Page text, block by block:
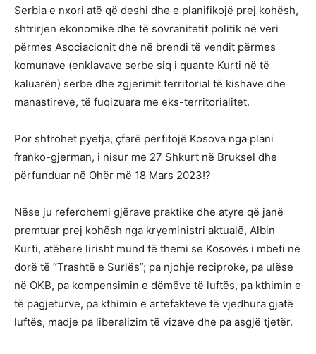
Serbia e nxori atë që deshi dhe e planifikojë prej kohësh,
shtrirjen ekonomike dhe të sovranitetit politik në veri
përmes Asociacionit dhe në brendi të vendit përmes
komunave (enklavave serbe siq i quante Kurti në të
kaluarën) serbe dhe zgjerimit territorial të kishave dhe
manastireve, të fuqizuara me eks-territorialitet.
Por shtrohet pyetja, çfarë përfitojë Kosova nga plani
franko-gjerman, i nisur me 27 Shkurt në Bruksel dhe
përfunduar në Ohër më 18 Mars 2023!?
Nëse ju referohemi gjërave praktike dhe atyre që janë
premtuar prej kohësh nga kryeministri aktualë, Albin
Kurti, atëherë lirisht mund të themi se Kosovës i mbeti në
dorë të “Trashtë e Surlës”; pa njohje reciproke, pa ulëse
në OKB, pa kompensimin e dëmëve të luftës, pa kthimin e
të pagjeturve, pa kthimin e artefakteve të vjedhura gjatë
luftës, madje pa liberalizim të vizave dhe pa asgjë tjetër.